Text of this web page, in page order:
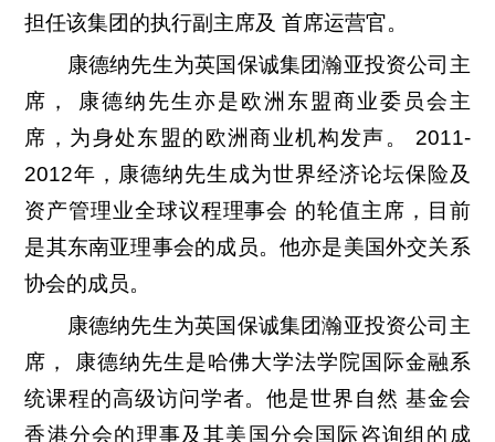
担任该集团的执行副主席及 首席运营官。
康德纳先生为英国保诚集团瀚亚投资公司主
席， 康德纳先生亦是欧洲东盟商业委员会主
席，为身处东盟的欧洲商业机构发声。 2011-
2012年，康德纳先生成为世界经济论坛保险及
资产管理业全球议程理事会 的轮值主席，目前
是其东南亚理事会的成员。他亦是美国外交关系
协会的成员。
康德纳先生为英国保诚集团瀚亚投资公司主
席， 康德纳先生是哈佛大学法学院国际金融系
统课程的高级访问学者。他是世界自然 基金会
香港分会的理事及其美国分会国际咨询组的成